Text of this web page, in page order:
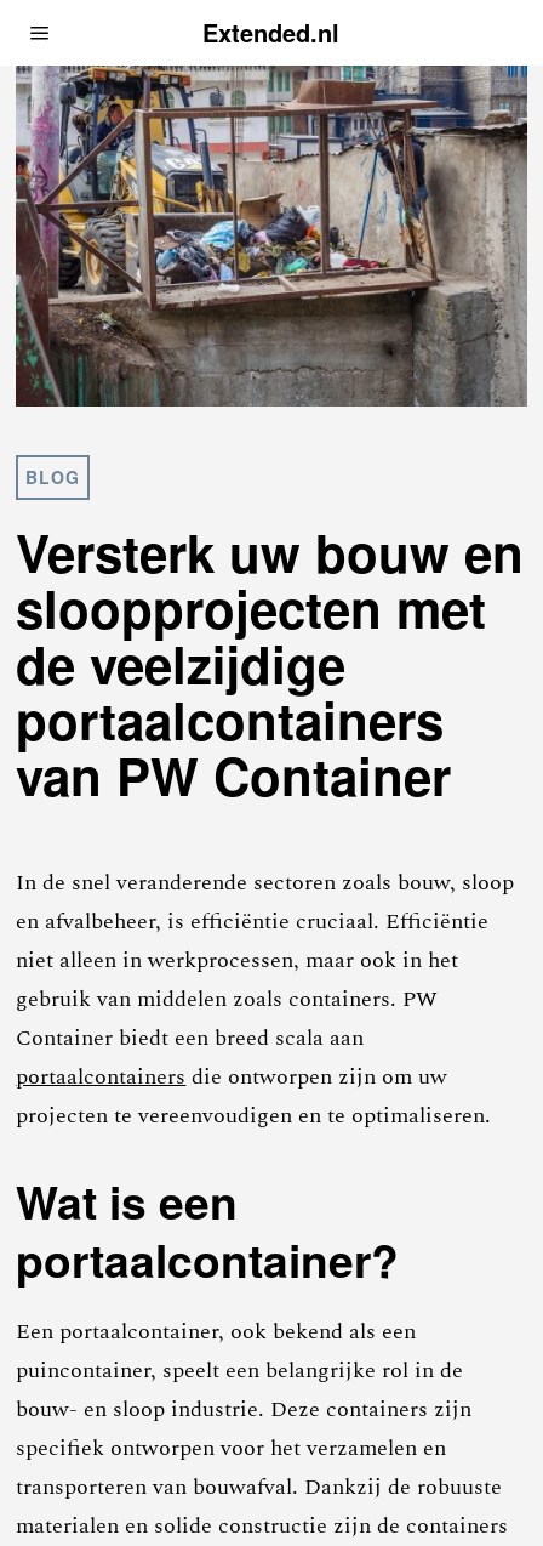
Extended.nl
BLOG
Versterk uw bouw en
sloopprojecten met
de veelzijdige
portaalcontainers
van PW Container
In de snel veranderende sectoren zoals bouw, sloop
en afvalbeheer, is efficiëntie cruciaal. Efficiëntie
niet alleen in werkprocessen, maar ook in het
gebruik van middelen zoals containers. PW
Container biedt een breed scala aan
portaalcontainersdie ontworpen zijn om uw
projecten te vereenvoudigen en te optimaliseren.
Wat is een
portaalcontainer?
Een portaalcontainer, ook bekend als een
puincontainer, speelt een belangrijke rol in de
bouw- en sloop industrie. Deze containers zijn
specifiek ontworpen voor het verzamelen en
transporteren van bouwafval. Dankzij de robuuste
materialen en solide constructie zijn de containers